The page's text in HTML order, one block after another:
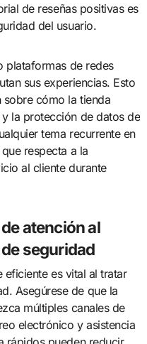
de reseñas positivas es
del usuario.
plataformas de redes
sus experiencias. Esto
cómo la tienda
la protección de datos de
tema recurrente en
respecta a la
al cliente durante
atención al
seguridad
eficiente es vital al tratar
Asegúrese de que la
múltiples canales de
electrónico y asistencia